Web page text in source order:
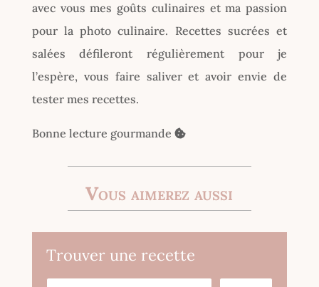
avec vous mes goûts culinaires et ma passion
pour la photo culinaire. Recettes sucrées et
salées défileront régulièrement pour je
l’espère, vous faire saliver et avoir envie de
tester mes recettes.
Bonne lecture gourmande
Vous aimerez aussi
Trouver une recette